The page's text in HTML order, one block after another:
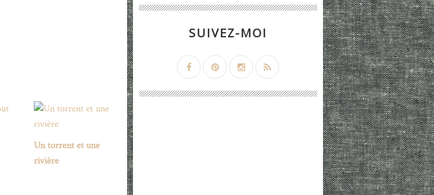
Un torrent et une
rivière
SUIVEZ-MOI